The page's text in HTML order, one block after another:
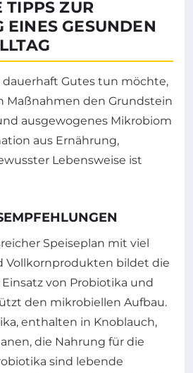
TIPPS ZUR
EINES GESUNDEN
dauerhaft Gutes tun möchte,
Maßnahmen den Grundstein
ausgewogenes Mikrobiom
aus Ernährung,
Lebensweise ist
Speiseplan mit viel
Vollkornprodukten bildet die
Einsatz von Probiotika und
den mikrobiellen Aufbau.
enthalten in Knoblauch,
die Nahrung für die
sind lebende